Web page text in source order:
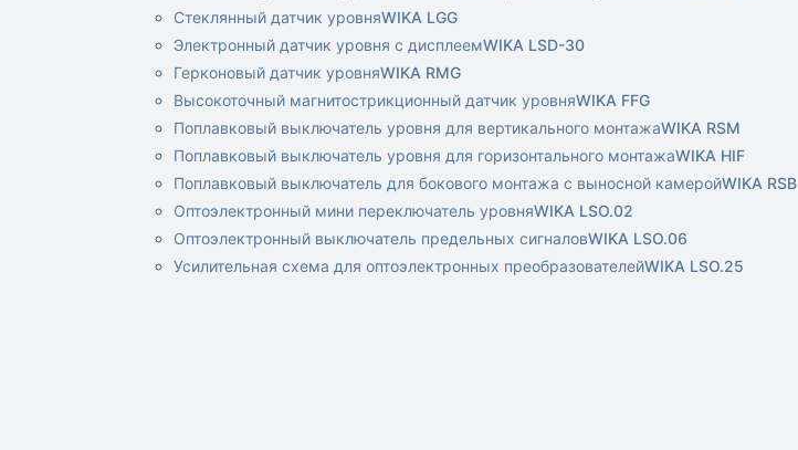
Стеклянный датчик уровняWIKA LGG
Электронный датчик уровня с дисплеемWIKA LSD-30
Герконовый датчик уровняWIKA RMG
Высокоточный магнитострикционный датчик уровняWIKA FFG
Поплавковый выключатель уровня для вертикального монтажаWIKA RSM
Поплавковый выключатель уровня для горизонтального монтажаWIKA HIF
Поплавковый выключатель для бокового монтажа с выносной камеройWIKA RSB
Оптоэлектронный мини переключатель уровняWIKA LSO.02
Оптоэлектронный выключатель предельных сигналовWIKA LSO.06
Усилительная схема для оптоэлектронных преобразователейWIKA LSO.25